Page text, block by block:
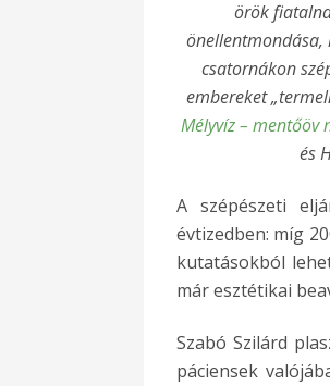
örök
önellentmondása,
csatornákon
embereket
Mélyvíz – mentőöv
és
A szépészeti
évtizedben: míg
kutatásokból
már esztétikai
Szabó Szilárd
páciensek